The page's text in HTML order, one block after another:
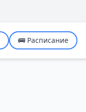
🚌 Расписание